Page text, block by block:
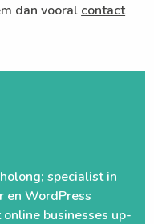
dan vooral contact
specialist in
en WordPress
businesses up-